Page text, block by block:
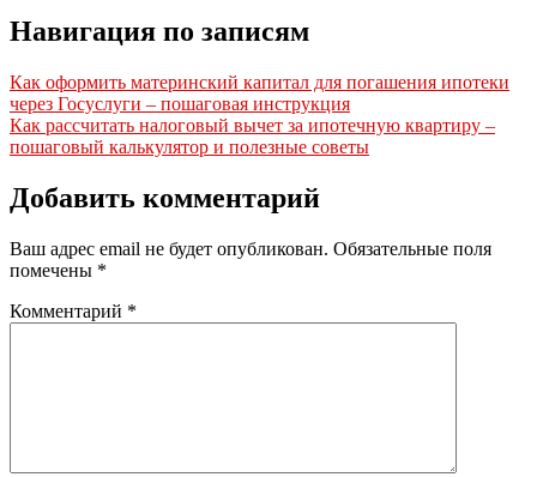
Навигация по записям
Как оформить материнский капитал для погашения ипотеки
через Госуслуги – пошаговая инструкция
Как рассчитать налоговый вычет за ипотечную квартиру –
пошаговый калькулятор и полезные советы
Добавить комментарий
Ваш адрес email не будет опубликован. Обязательные поля
помечены *
Комментарий *